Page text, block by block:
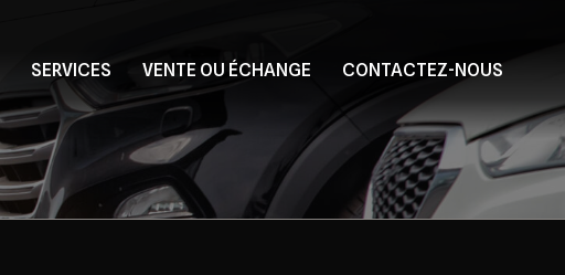
SERVICES VENTE OU ÉCHANGE CONTACTEZ-NOUS